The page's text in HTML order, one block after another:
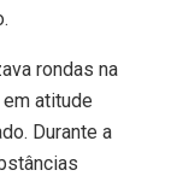
rondas na
atitude
Durante a